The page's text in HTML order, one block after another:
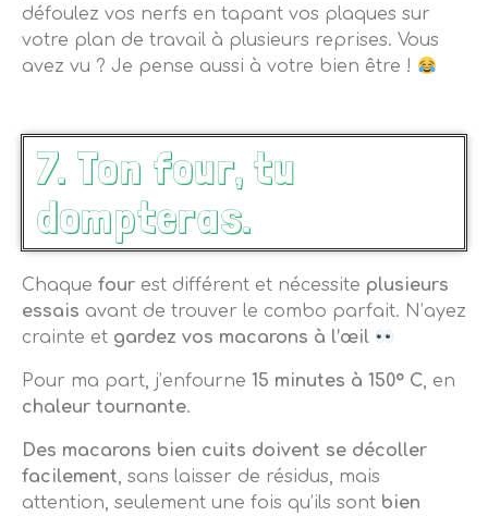
défoulez vos nerfs en tapant vos plaques sur
votre plan de travail à plusieurs reprises. Vous
avez vu ? Je pense aussi à votre bien être !
7. Ton four, tu
dompteras.
Chaque four est différent et nécessite plusieurs
essais avant de trouver le combo parfait. N’ayez
crainte et gardez vos macarons à l’œil
Pour ma part, j’enfourne 15 minutes à 150° C, en
chaleur tournante.
Des macarons bien cuits doivent se décoller
facilement, sans laisser de résidus, mais
attention, seulement une fois qu’ils sont bien